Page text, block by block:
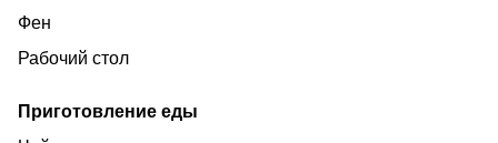
Фен
Рабочий стол
Приготовление еды